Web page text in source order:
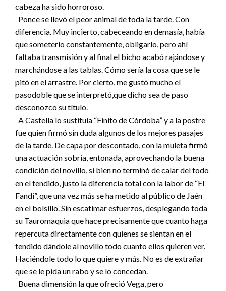
cabeza ha sido horroroso.
Ponce se llevó el peor animal de toda la tarde. Con
diferencia. Muy incierto, cabeceando en demasía, había
que someterlo constantemente, obligarlo, pero ahí
faltaba transmisión y al final el bicho acabó rajándose y
marchándose a las tablas. Cómo sería la cosa que se le
pitó en el arrastre. Por cierto, me gustó mucho el
pasodoble que se interpretó,que dicho sea de paso
desconozco su título.
A Castella lo sustituía “Finito de Córdoba” y a la postre
fue quien firmó sin duda algunos de los mejores pasajes
de la tarde. De capa por descontado, con la muleta firmó
una actuación sobria, entonada, aprovechando la buena
condición del novillo, si bien no terminó de calar del todo
en el tendido, justo la diferencia total con la labor de “El
Fandi”, que una vez más se ha metido al público de Jaén
en el bolsillo. Sin escatimar esfuerzos, desplegando toda
su Tauromaquia que hace precisamente que cuanto haga
repercuta directamente con quienes se sientan en el
tendido dándole al novillo todo cuanto ellos quieren ver.
Haciéndole todo lo que quiere y más. No es de extrañar
que se le pida un rabo y se lo concedan.
Buena dimensión la que ofreció Vega, pero